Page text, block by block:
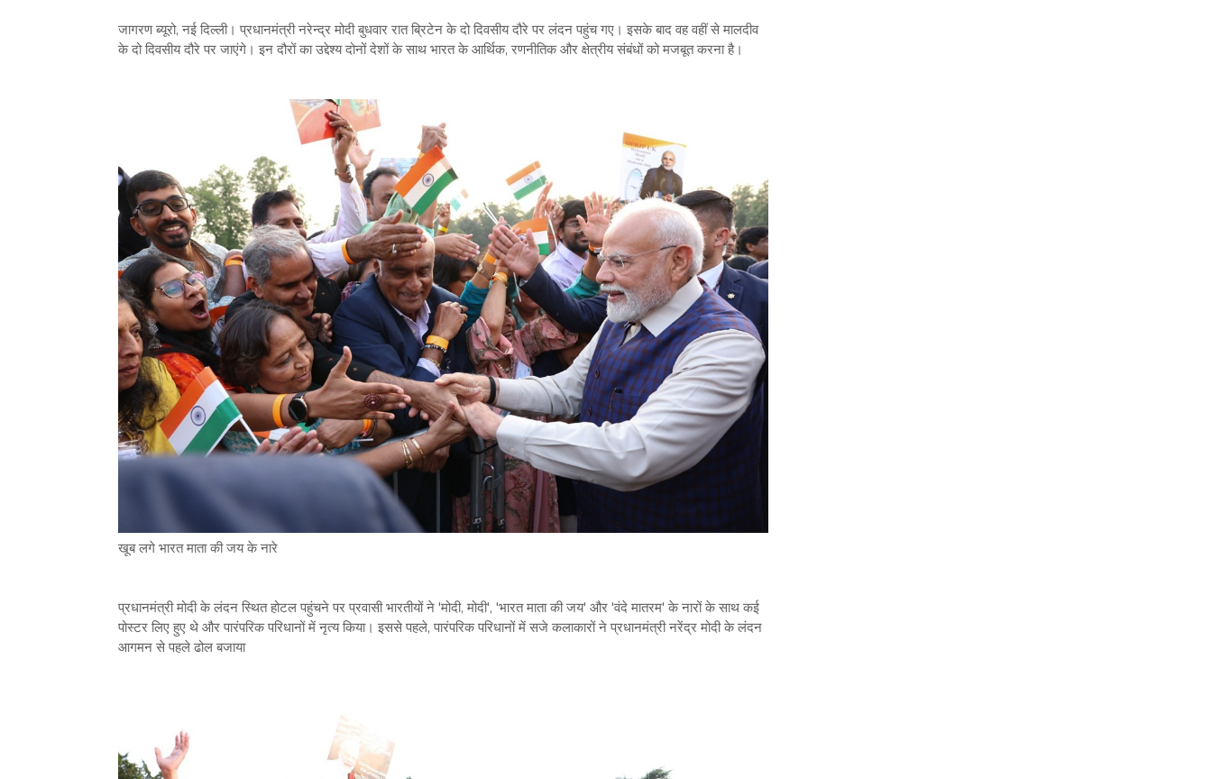
जागरण ब्यूरो, नई दिल्ली। प्रधानमंत्री नरेन्द्र मोदी बुधवार रात ब्रिटेन के दो दिवसीय दौरे पर लंदन पहुंच गए। इसके बाद वह वहीं से मालदीव
के दो दिवसीय दौरे पर जाएंगे। इन दौरों का उद्देश्य दोनों देशों के साथ भारत के आर्थिक, रणनीतिक और क्षेत्रीय संबंधों को मजबूत करना है।
खूब लगे भारत माता की जय के नारे
प्रधानमंत्री मोदी के लंदन स्थित होटल पहुंचने पर प्रवासी भारतीयों ने 'मोदी, मोदी', 'भारत माता की जय' और 'वंदे मातरम' के नारों के साथ कई
पोस्टर लिए हुए थे और पारंपरिक परिधानों में नृत्य किया। इससे पहले, पारंपरिक परिधानों में सजे कलाकारों ने प्रधानमंत्री नरेंद्र मोदी के लंदन
आगमन से पहले ढोल बजाया